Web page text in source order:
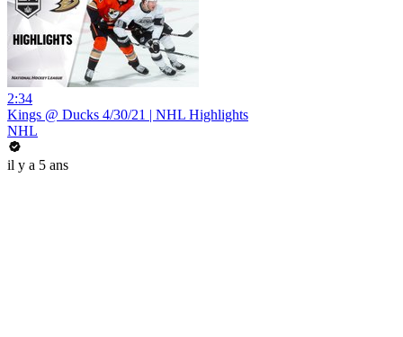
2:34
Kings @ Ducks 4/30/21 | NHL Highlights
NHL
il y a 5 ans